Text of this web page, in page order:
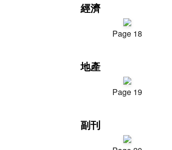
經濟
Page 18
地產
Page 19
副刊